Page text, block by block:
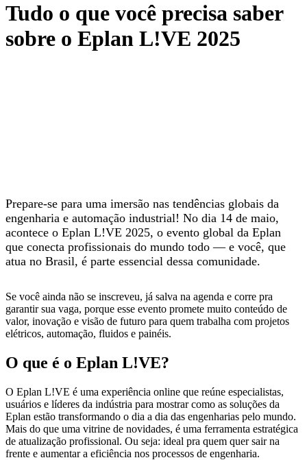
Tudo o que você precisa saber
sobre o Eplan L!VE 2025
Prepare-se para uma imersão nas tendências globais da
engenharia e automação industrial! No dia 14 de maio,
acontece o Eplan L!VE 2025, o evento global da Eplan
que conecta profissionais do mundo todo — e você, que
atua no Brasil, é parte essencial dessa comunidade.
Se você ainda não se inscreveu, já salva na agenda e corre pra
garantir sua vaga, porque esse evento promete muito conteúdo de
valor, inovação e visão de futuro para quem trabalha com projetos
elétricos, automação, fluidos e painéis.
O que é o Eplan L!VE?
O Eplan L!VE é uma experiência online que reúne especialistas,
usuários e líderes da indústria para mostrar como as soluções da
Eplan estão transformando o dia a dia das engenharias pelo mundo.
Mais do que uma vitrine de novidades, é uma ferramenta estratégica
de atualização profissional. Ou seja: ideal pra quem quer sair na
frente e aumentar a eficiência nos processos de engenharia.